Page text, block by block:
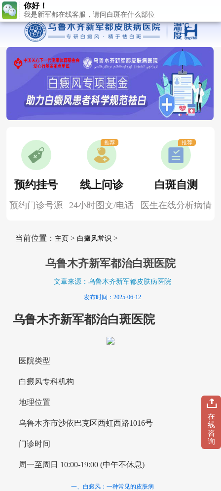
预约挂号
预约门诊号源
线上问诊
24小时图文/电话
推荐
白斑自测
医生在线分析病情
推荐
当前位置： 主页> 白癜风常识 >
乌鲁木齐新军都治白斑医院
文章来源：乌鲁木齐新军都皮肤病医院
发布时间：2025-06-12
乌鲁木齐新军都治白斑医院
医院类型
白癜风专科机构
地理位置
乌鲁木齐市沙依巴克区西虹西路1016号
门诊时间
周一至周日 10:00-19:00 (中午不休息)
一、白癜风：一种常见的皮肤病
在
线
咨
询